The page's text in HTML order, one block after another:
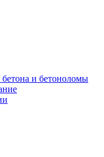
и бетоноломы